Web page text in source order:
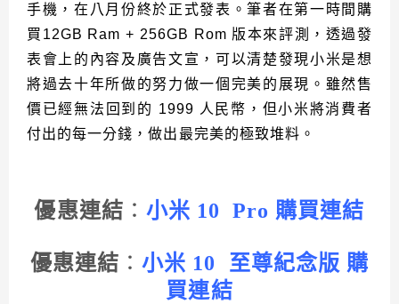
手機，在八月份終於正式發表。筆者在第一時間購
買12GB Ram + 256GB Rom 版本來評測，透過發
表會上的內容及廣告文宣，可以清楚發現小米是想
將過去十年所做的努力做一個完美的展現。雖然售
價已經無法回到的 1999 人民幣，但小米將消費者
付出的每一分錢，做出最完美的極致堆料。
優惠連結 ： 小米 10 Pro 購買連結
優惠連結 ：小米 10 至尊紀念版 購
買連結